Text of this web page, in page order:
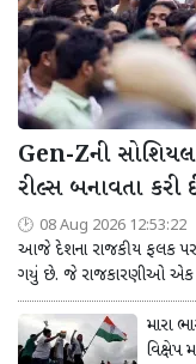
Gen-Zની સોશિયલ
રીલ્સ બનાવતા કરી
08 Aug 2026 12:53:22
આજે દેશના રાજકીય ફલક પર
ગયું છે. જે રાજકારણીઓ એક
મારા
વિક્ષેપ